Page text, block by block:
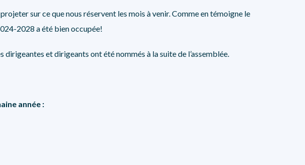
sur ce que nous réservent les mois à venir. Comme en témoigne le
2028 a été bien occupée!
et dirigeants ont été nommés à la suite de l’assemblée.
année :